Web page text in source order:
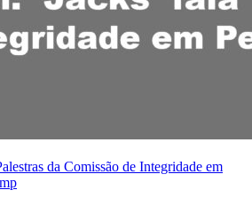
da Comissão de Integridade em